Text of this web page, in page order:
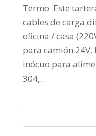
Termo Este
cables de carga
oficina / casa
para camión 24V.
inócuo para
304,...